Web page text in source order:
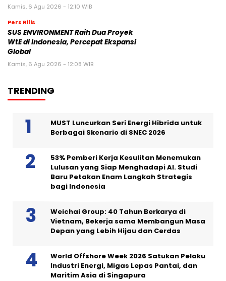
Kamis, 6 Agu 2026 - 12:10 WIB
Pers Rilis
SUS ENVIRONMENT Raih Dua Proyek
WtE di Indonesia, Percepat Ekspansi
Global
Kamis, 6 Agu 2026 - 12:08 WIB
TRENDING
MUST Luncurkan Seri Energi Hibrida untuk
Berbagai Skenario di SNEC 2026
53% Pemberi Kerja Kesulitan Menemukan
Lulusan yang Siap Menghadapi AI. Studi
Baru Petakan Enam Langkah Strategis
bagi Indonesia
Weichai Group: 40 Tahun Berkarya di
Vietnam, Bekerja sama Membangun Masa
Depan yang Lebih Hijau dan Cerdas
World Offshore Week 2026 Satukan Pelaku
Industri Energi, Migas Lepas Pantai, dan
Maritim Asia di Singapura